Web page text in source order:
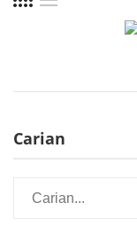
Carian